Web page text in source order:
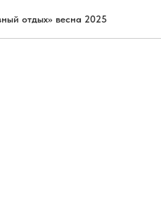
отдых» весна 2025